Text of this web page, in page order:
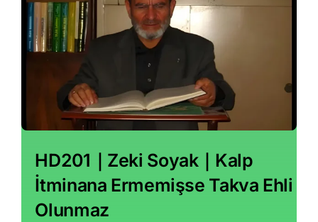
HD201｜Zeki Soyak｜Kalp
İtminana Ermemişse Takva Ehli
Olunmaz